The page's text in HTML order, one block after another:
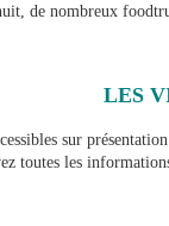
de nombreux
LES
sur
toutes les